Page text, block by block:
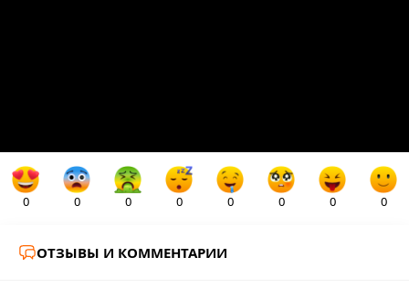
0 0 0 0 0 0 0 0
ОТЗЫВЫ И КОММЕНТАРИИ